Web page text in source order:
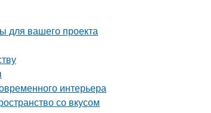
для вашего проекта
интерьера
со вкусом